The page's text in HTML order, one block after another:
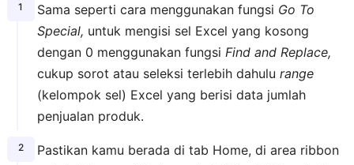
Sama seperti cara menggunakan fungsi Go To
Special, untuk mengisi sel Excel yang kosong
dengan 0 menggunakan fungsi Find and Replace,
cukup sorot atau seleksi terlebih dahulu range
(kelompok sel) Excel yang berisi data jumlah
penjualan produk.
Pastikan kamu berada di tab Home, di area ribbon